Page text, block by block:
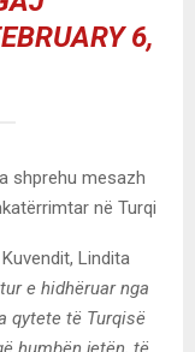
6,
shprehu mesazh
në Turqi
Lindita
e hidhëruar nga
qytete të Turqisë